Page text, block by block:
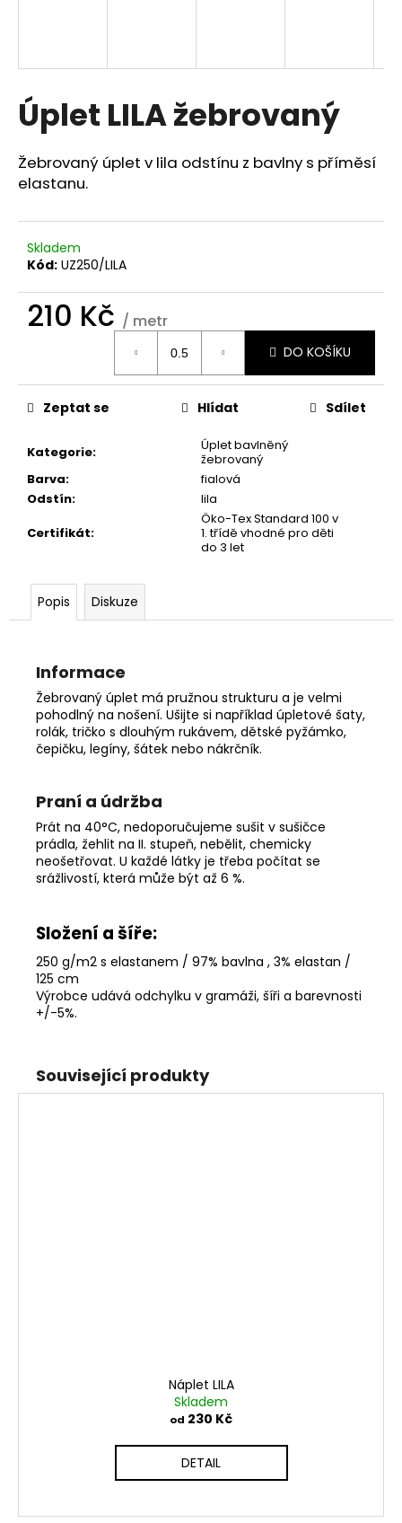
Úplet LILA žebrovaný
Žebrovaný úplet v lila odstínu z bavlny s příměsí
elastanu.
Skladem
Kód: UZ250/LILA
210 Kč / metr
DO KOŠÍKU
Kategorie:
Úplet bavlněný
žebrovaný
Barva:
fialová
Odstín:
lila
Certifikát:
Öko-Tex Standard 100 v
1. třídě vhodné pro děti
do 3 let
Zeptat se Hlídat Sdílet
Popis Diskuze
Informace
Žebrovaný úplet má pružnou strukturu a je velmi
pohodlný na nošení. Ušijte si například úpletové šaty,
rolák, tričko s dlouhým rukávem, dětské pyžámko,
čepičku, legíny, šátek nebo nákrčník.
Praní a údržba
Prát na 40°C, nedoporučujeme sušit v sušičce
prádla, žehlit na II. stupeň, nebělit, chemicky
neošetřovat. U každé látky je třeba počítat se
srážlivostí, která může být až 6 %.
Složení a šíře:
250 g/m2 s elastanem / 97% bavlna , 3% elastan /
125 cm
Výrobce udává odchylku v gramáži, šíři a barevnosti
+/-5%.
Související produkty
Náplet LILA
Skladem
od 230 Kč
DETAIL
í
t
?
D
o
p
u
č
e
m
e